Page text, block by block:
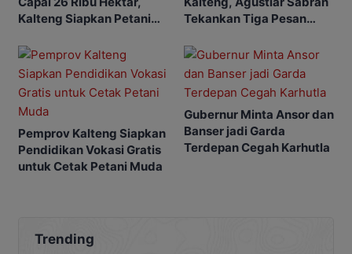
Kalteng Siapkan Petani
Tekankan Tiga Pesan
Pemprov Kalteng Siapkan
Pendidikan Vokasi Gratis
untuk Cetak Petani Muda
Gubernur Minta Ansor dan
Banser jadi Garda
Terdepan Cegah Karhutla
Trending